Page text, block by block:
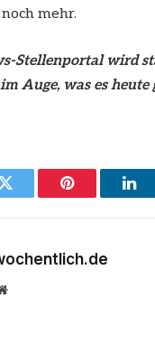
mehr.
Stellenportal wird
Auge, was es heute
Twitter Pinterest
Website